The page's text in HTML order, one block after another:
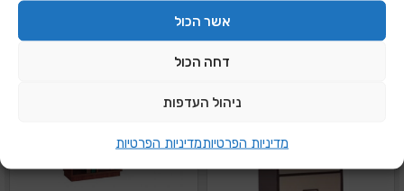
אשר הכול
דחה הכול
ניהול העדפות
מדיניות הפרטיותמדיניות הפרטיות